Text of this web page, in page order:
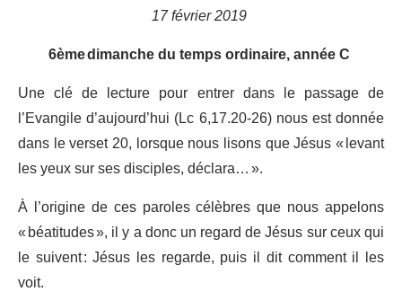
17 février 2019
6ème dimanche du temps ordinaire, année C
Une clé de lecture pour entrer dans le passage de
l’Evangile d’aujourd’hui (Lc 6,17.20-26) nous est donnée
dans le verset 20, lorsque nous lisons que Jésus « levant
les yeux sur ses disciples, déclara… ».
À l’origine de ces paroles célèbres que nous appelons
« béatitudes », il y a donc un regard de Jésus sur ceux qui
le suivent : Jésus les regarde, puis il dit comment il les
voit.